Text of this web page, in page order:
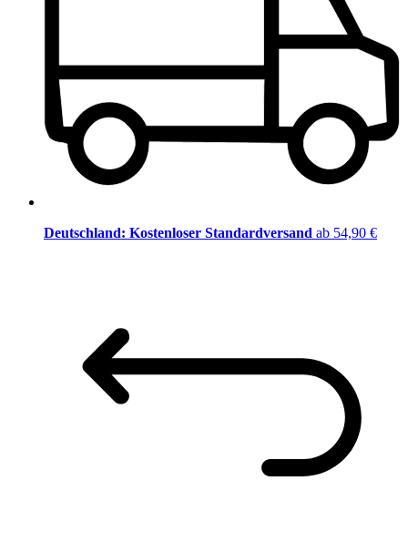
Deutschland: Kostenloser Standardversand ab 54,90 €